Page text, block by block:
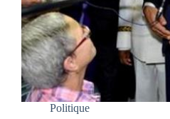
Politique